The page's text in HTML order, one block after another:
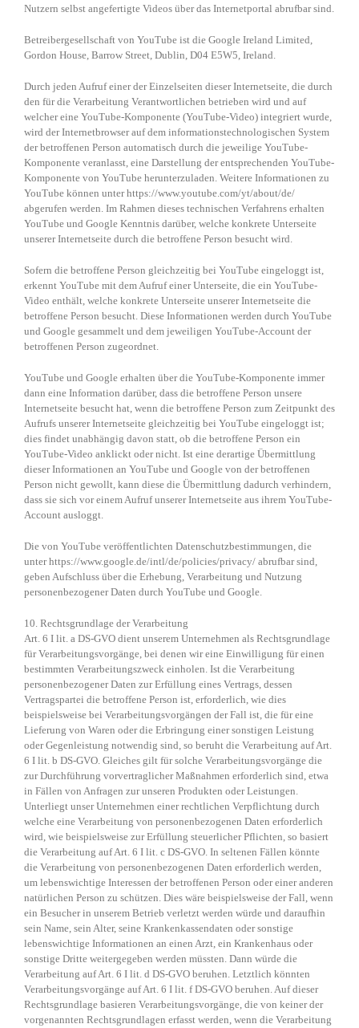
Nutzern selbst angefertigte Videos über das Internetportal abrufbar sind.
Betreibergesellschaft von YouTube ist die Google Ireland Limited,
Gordon House, Barrow Street, Dublin, D04 E5W5, Ireland.
Durch jeden Aufruf einer der Einzelseiten dieser Internetseite, die durch
den für die Verarbeitung Verantwortlichen betrieben wird und auf
welcher eine YouTube-Komponente (YouTube-Video) integriert wurde,
wird der Internetbrowser auf dem informationstechnologischen System
der betroffenen Person automatisch durch die jeweilige YouTube-
Komponente veranlasst, eine Darstellung der entsprechenden YouTube-
Komponente von YouTube herunterzuladen. Weitere Informationen zu
YouTube können unter https://www.youtube.com/yt/about/de/
abgerufen werden. Im Rahmen dieses technischen Verfahrens erhalten
YouTube und Google Kenntnis darüber, welche konkrete Unterseite
unserer Internetseite durch die betroffene Person besucht wird.
Sofern die betroffene Person gleichzeitig bei YouTube eingeloggt ist,
erkennt YouTube mit dem Aufruf einer Unterseite, die ein YouTube-
Video enthält, welche konkrete Unterseite unserer Internetseite die
betroffene Person besucht. Diese Informationen werden durch YouTube
und Google gesammelt und dem jeweiligen YouTube-Account der
betroffenen Person zugeordnet.
YouTube und Google erhalten über die YouTube-Komponente immer
dann eine Information darüber, dass die betroffene Person unsere
Internetseite besucht hat, wenn die betroffene Person zum Zeitpunkt des
Aufrufs unserer Internetseite gleichzeitig bei YouTube eingeloggt ist;
dies findet unabhängig davon statt, ob die betroffene Person ein
YouTube-Video anklickt oder nicht. Ist eine derartige Übermittlung
dieser Informationen an YouTube und Google von der betroffenen
Person nicht gewollt, kann diese die Übermittlung dadurch verhindern,
dass sie sich vor einem Aufruf unserer Internetseite aus ihrem YouTube-
Account ausloggt.
Die von YouTube veröffentlichten Datenschutzbestimmungen, die
unter https://www.google.de/intl/de/policies/privacy/ abrufbar sind,
geben Aufschluss über die Erhebung, Verarbeitung und Nutzung
personenbezogener Daten durch YouTube und Google.
10. Rechtsgrundlage der Verarbeitung
Art. 6 I lit. a DS-GVO dient unserem Unternehmen als Rechtsgrundlage
für Verarbeitungsvorgänge, bei denen wir eine Einwilligung für einen
bestimmten Verarbeitungszweck einholen. Ist die Verarbeitung
personenbezogener Daten zur Erfüllung eines Vertrags, dessen
Vertragspartei die betroffene Person ist, erforderlich, wie dies
beispielsweise bei Verarbeitungsvorgängen der Fall ist, die für eine
Lieferung von Waren oder die Erbringung einer sonstigen Leistung
oder Gegenleistung notwendig sind, so beruht die Verarbeitung auf Art.
6 I lit. b DS-GVO. Gleiches gilt für solche Verarbeitungsvorgänge die
zur Durchführung vorvertraglicher Maßnahmen erforderlich sind, etwa
in Fällen von Anfragen zur unseren Produkten oder Leistungen.
Unterliegt unser Unternehmen einer rechtlichen Verpflichtung durch
welche eine Verarbeitung von personenbezogenen Daten erforderlich
wird, wie beispielsweise zur Erfüllung steuerlicher Pflichten, so basiert
die Verarbeitung auf Art. 6 I lit. c DS-GVO. In seltenen Fällen könnte
die Verarbeitung von personenbezogenen Daten erforderlich werden,
um lebenswichtige Interessen der betroffenen Person oder einer anderen
natürlichen Person zu schützen. Dies wäre beispielsweise der Fall, wenn
ein Besucher in unserem Betrieb verletzt werden würde und daraufhin
sein Name, sein Alter, seine Krankenkassendaten oder sonstige
lebenswichtige Informationen an einen Arzt, ein Krankenhaus oder
sonstige Dritte weitergegeben werden müssten. Dann würde die
Verarbeitung auf Art. 6 I lit. d DS-GVO beruhen. Letztlich könnten
Verarbeitungsvorgänge auf Art. 6 I lit. f DS-GVO beruhen. Auf dieser
Rechtsgrundlage basieren Verarbeitungsvorgänge, die von keiner der
vorgenannten Rechtsgrundlagen erfasst werden, wenn die Verarbeitung